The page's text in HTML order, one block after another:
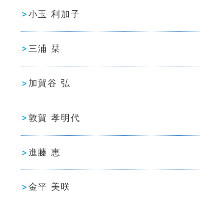
小玉 利加子
三浦 栞
加賀谷 弘
敦賀 孝明代
進藤 恵
金平 美咲